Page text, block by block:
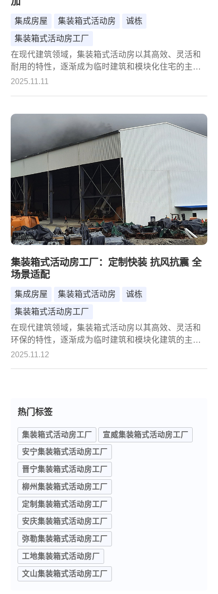
集成房屋 集装箱式活动房
诚栋
集装箱式活动房工厂
在现代建筑领域，集装箱式活动房以其高效、灵活和
耐用的特性，逐渐成为临时建筑和模块化住宅的主流
选择。作为行业内的领先企业，北京诚栋国际营地集
且支持多层叠加的集装箱式活动房，为各类应用场景
提供了安全可靠的解决方案。
2025.11.11
集装箱式活动房工厂：定制快装 抗风抗震 全
场景适配
集成房屋 集装箱式活动房
诚栋
集装箱式活动房工厂
在现代建筑领域，集装箱式活动房以其高效、灵活和
环保的特性，逐渐成为临时建筑和模块化建筑的主流
选择。作为这一领域的代表企业，北京诚栋国际营地
2025.11.12
热门标签
集装箱式活动房工厂 宣威集装箱式活动房工厂
安宁集装箱式活动房工厂
晋宁集装箱式活动房工厂
柳州集装箱式活动房工厂
定制集装箱式活动房工厂
安庆集装箱式活动房工厂
弥勒集装箱式活动房工厂
工地集装箱式活动房厂
文山集装箱式活动房工厂